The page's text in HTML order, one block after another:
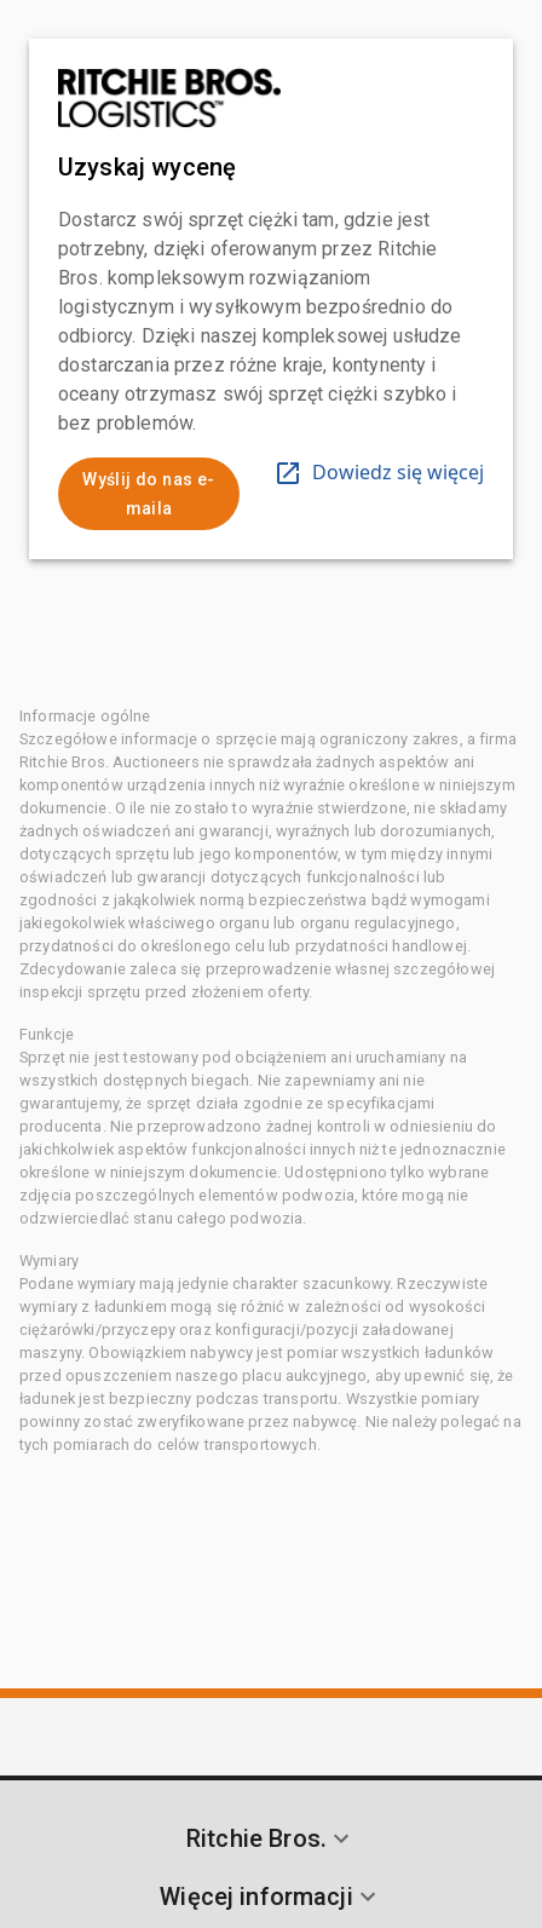
Uzyskaj wycenę
Dostarcz swój sprzęt ciężki tam, gdzie jest
potrzebny, dzięki oferowanym przez Ritchie
Bros. kompleksowym rozwiązaniom
logistycznym i wysyłkowym bezpośrednio do
odbiorcy. Dzięki naszej kompleksowej usłudze
dostarczania przez różne kraje, kontynenty i
oceany otrzymasz swój sprzęt ciężki szybko i
bez problemów.
Wyślij do nas e-
maila
Dowiedz się więcej
Informacje ogólne
Szczegółowe informacje o sprzęcie mają ograniczony zakres, a firma
Ritchie Bros. Auctioneers nie sprawdzała żadnych aspektów ani
komponentów urządzenia innych niż wyraźnie określone w niniejszym
dokumencie. O ile nie zostało to wyraźnie stwierdzone, nie składamy
żadnych oświadczeń ani gwarancji, wyraźnych lub dorozumianych,
dotyczących sprzętu lub jego komponentów, w tym między innymi
oświadczeń lub gwarancji dotyczących funkcjonalności lub
zgodności z jakąkolwiek normą bezpieczeństwa bądź wymogami
jakiegokolwiek właściwego organu lub organu regulacyjnego,
przydatności do określonego celu lub przydatności handlowej.
Zdecydowanie zaleca się przeprowadzenie własnej szczegółowej
inspekcji sprzętu przed złożeniem oferty.
Funkcje
Sprzęt nie jest testowany pod obciążeniem ani uruchamiany na
wszystkich dostępnych biegach. Nie zapewniamy ani nie
gwarantujemy, że sprzęt działa zgodnie ze specyfikacjami
producenta. Nie przeprowadzono żadnej kontroli w odniesieniu do
jakichkolwiek aspektów funkcjonalności innych niż te jednoznacznie
określone w niniejszym dokumencie. Udostępniono tylko wybrane
zdjęcia poszczególnych elementów podwozia, które mogą nie
odzwierciedlać stanu całego podwozia.
Wymiary
Podane wymiary mają jedynie charakter szacunkowy. Rzeczywiste
wymiary z ładunkiem mogą się różnić w zależności od wysokości
ciężarówki/przyczepy oraz konfiguracji/pozycji załadowanej
maszyny. Obowiązkiem nabywcy jest pomiar wszystkich ładunków
przed opuszczeniem naszego placu aukcyjnego, aby upewnić się, że
ładunek jest bezpieczny podczas transportu. Wszystkie pomiary
powinny zostać zweryfikowane przez nabywcę. Nie należy polegać na
tych pomiarach do celów transportowych.
Ritchie Bros.
Więcej informacji